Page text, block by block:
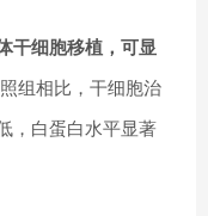
干细胞移植，可显
组相比，干细胞治
，白蛋白水平显著